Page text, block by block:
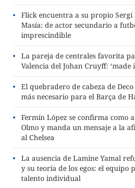
Flick encuentra a su propio Sergi
Masía: de actor secundario a
imprescindible
La pareja de centrales favorita
Valencia del Johan Cruyff: ‘made
El quebradero de cabeza de
más necesario para el Barça de
Fermín López se confirma como
Olmo y manda un mensaje a la
al Chelsea
La ausencia de Lamine Yamal
y su teoría de los egos: el equipo
talento individual